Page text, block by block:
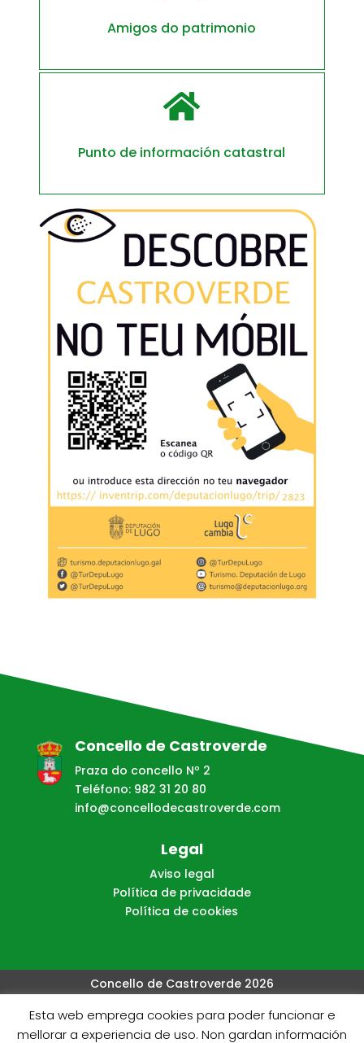
Amigos do patrimonio

Punto de información catastral
Concello de Castroverde
Praza do concello Nº 2
Teléfono: 982 31 20 80
info@concellodecastroverde.com
Legal
Aviso legal
Política de privacidade
Política de cookies
Concello de Castroverde 2026
Web creada, aloxada e mantida por Café Dixital SL - 2026.
Esta web emprega cookies para poder funcionar e
mellorar a experiencia de uso. Non gardan información